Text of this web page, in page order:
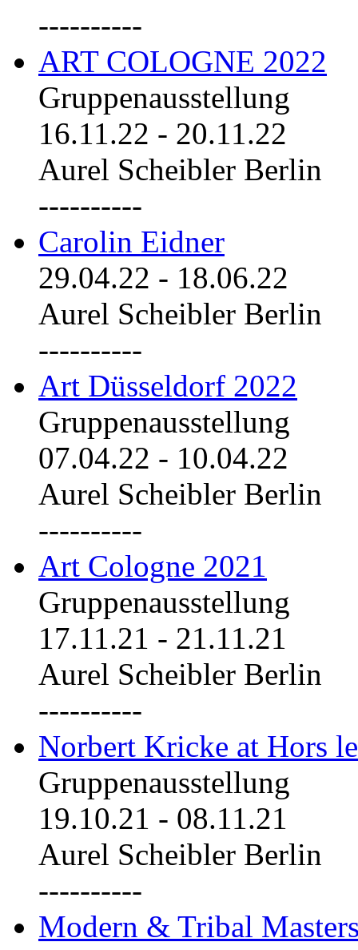
----------
ART COLOGNE 2022
Gruppenausstellung
16.11.22 - 20.11.22
Aurel Scheibler Berlin
----------
Carolin Eidner
29.04.22 - 18.06.22
Aurel Scheibler Berlin
----------
Art Düsseldorf 2022
Gruppenausstellung
07.04.22 - 10.04.22
Aurel Scheibler Berlin
----------
Art Cologne 2021
Gruppenausstellung
17.11.21 - 21.11.21
Aurel Scheibler Berlin
----------
Norbert Kricke at Hors
Gruppenausstellung
19.10.21 - 08.11.21
Aurel Scheibler Berlin
----------
Modern & Tribal